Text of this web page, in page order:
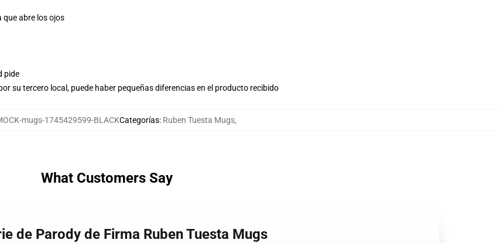
que abre los ojos
pide
su tercero local, puede haber pequeñas diferencias en el producto recibido
mugs-1745429599-BLACKCategorías: Ruben Tuesta Mugs,
What Customers Say
de Parody de Firma Ruben Tuesta Mugs